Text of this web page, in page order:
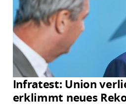
Infratest: Union
erklimmt neues